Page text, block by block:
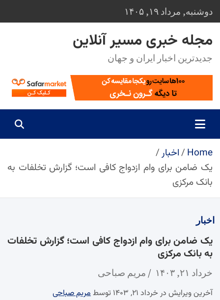
to
content
دوشنبه, مرداد ۱۹, ۱۴۰۵
مجله خبری مسیر آنلاین
جدیدترین اخبار ایران و جهان
Home
اخبار
یک ضامن برای وام ازدواج کافی است؛ گزارش تخلفات به
بانک مرکزی
اخبار
یک ضامن برای وام ازدواج کافی است؛ گزارش تخلفات
به بانک مرکزی
خرداد ۲۱, ۱۴۰۳ مریم صباحی
آخرین ویرایش در خرداد ۲۱, ۱۴۰۳ توسط
مریم صباحی